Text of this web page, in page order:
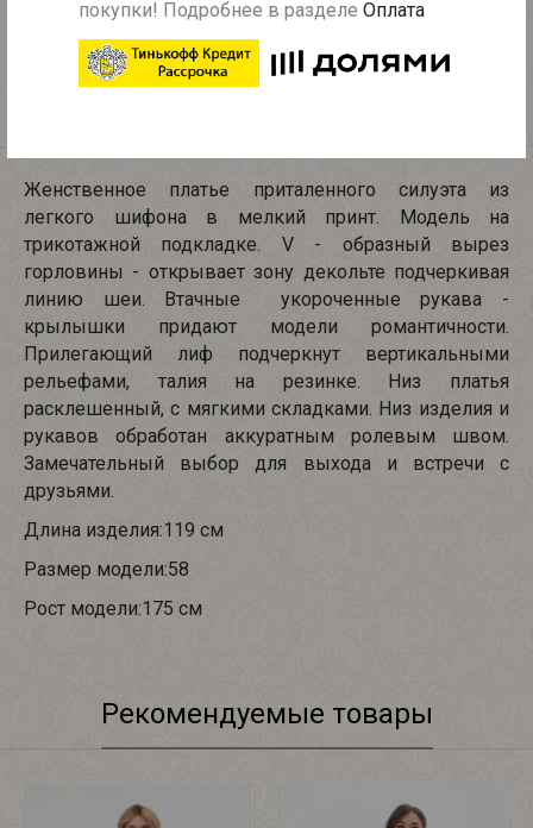
покупки! Подробнее в разделе Оплата
Частичная предоплата - 450 рублей
Женственное платье приталенного силуэта из
легкого шифона в мелкий принт. Модель на
трикотажной подкладке. V - образный вырез
горловины - открывает зону декольте подчеркивая
линию шеи. Втачные укороченные рукава -
крылышки придают модели романтичности.
Прилегающий лиф подчеркнут вертикальными
рельефами, талия на резинке. Низ платья
расклешенный, с мягкими складками. Низ изделия и
рукавов обработан аккуратным ролевым швом.
Замечательный выбор для выхода и встречи с
друзьями.
Длина изделия:119 см
Размер модели:58
Рост модели:175 см
Рекомендуемые товары